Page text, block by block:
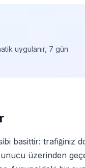
uygulanır, 7 gün
basittir: trafiğiniz
sunucu üzerinden